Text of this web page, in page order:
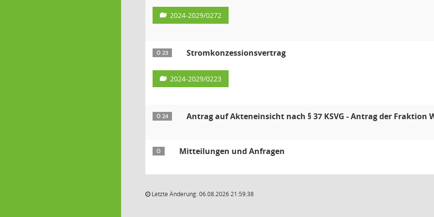
2024-2029/0272
Ö 23 Stromkonzessionsvertrag
2024-2029/0223
Ö 24 Antrag auf Akteneinsicht nach § 37 KSVG - Antrag der Fraktion
Ö Mitteilungen und Anfragen
Letzte Änderung: 06.08.2026 21:59:38